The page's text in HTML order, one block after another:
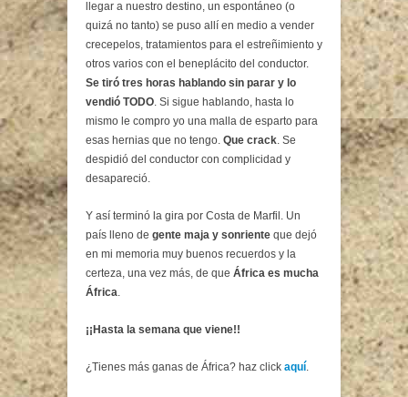
llegar a nuestro destino, un espontáneo (o
quizá no tanto) se puso allí en medio a vender
crecepelos, tratamientos para el estreñimiento y
otros varios con el beneplácito del conductor.
Se tiró tres horas hablando sin parar y lo
vendió TODO. Si sigue hablando, hasta lo
mismo le compro yo una malla de esparto para
esas hernias que no tengo. Que crack. Se
despidió del conductor con complicidad y
desapareció.
Y así terminó la gira por Costa de Marfil. Un
país lleno de gente maja y sonriente que dejó
en mi memoria muy buenos recuerdos y la
certeza, una vez más, de que África es mucha
África.
¡¡Hasta la semana que viene!!
¿Tienes más ganas de África? haz click aquí.